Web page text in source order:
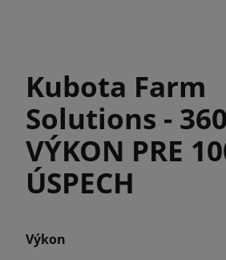
Kubota Farm
Solutions -
VÝKON PRE
ÚSPECH
Výkon